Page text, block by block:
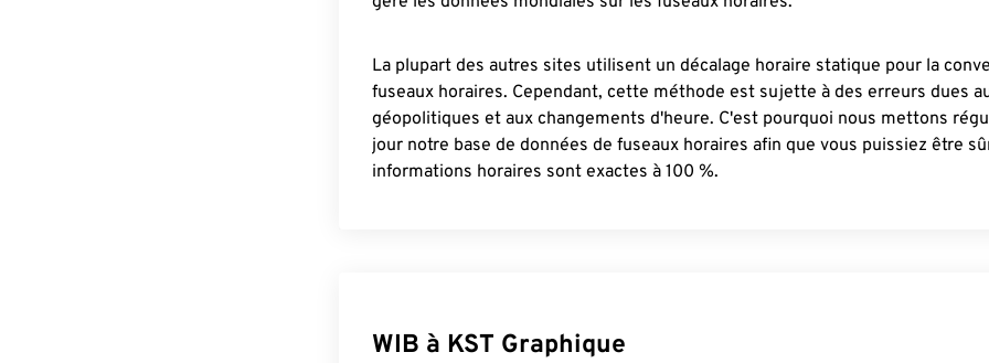
La plupart des autres sites utilisent un décalage horaire statique pour la
fuseaux horaires. Cependant, cette méthode est sujette à des erreurs dues
géopolitiques et aux changements d'heure. C'est pourquoi nous mettons
jour notre base de données de fuseaux horaires afin que vous puissiez être
informations horaires sont exactes à 100 %.
WIB à KST Graphique